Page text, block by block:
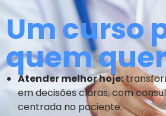
Um curso
quem quer
Atender melhor hoje:
em decisões claras, com
centrada no paciente.